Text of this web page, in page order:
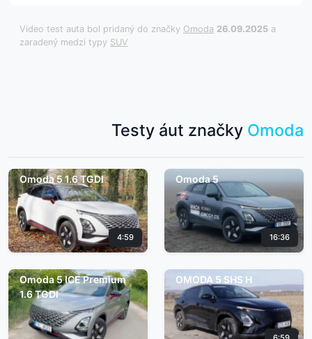
Video test auta bol pridaný do značky Omoda 26.09.2025 a
zaradený medzi typy SUV
Testy áut značky Omoda
Omoda 5 1.6 TGDI
4:59
Omoda 5
16:36
Omoda 5 ICE Premium
1.6 TGDI
OMODA 5 SHS H